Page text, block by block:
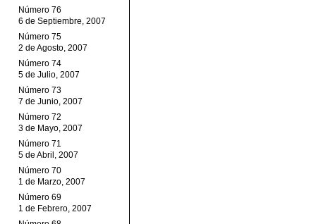
Número 76
6 de Septiembre, 2007
Número 75
2 de Agosto, 2007
Número 74
5 de Julio, 2007
Número 73
7 de Junio, 2007
Número 72
3 de Mayo, 2007
Número 71
5 de Abril, 2007
Número 70
1 de Marzo, 2007
Número 69
1 de Febrero, 2007